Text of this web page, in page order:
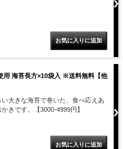
用 海苔長方×10袋入 ※送料無料【他
大きな海苔で巻いた、食べ応えあ
きです。【3000-4999円】